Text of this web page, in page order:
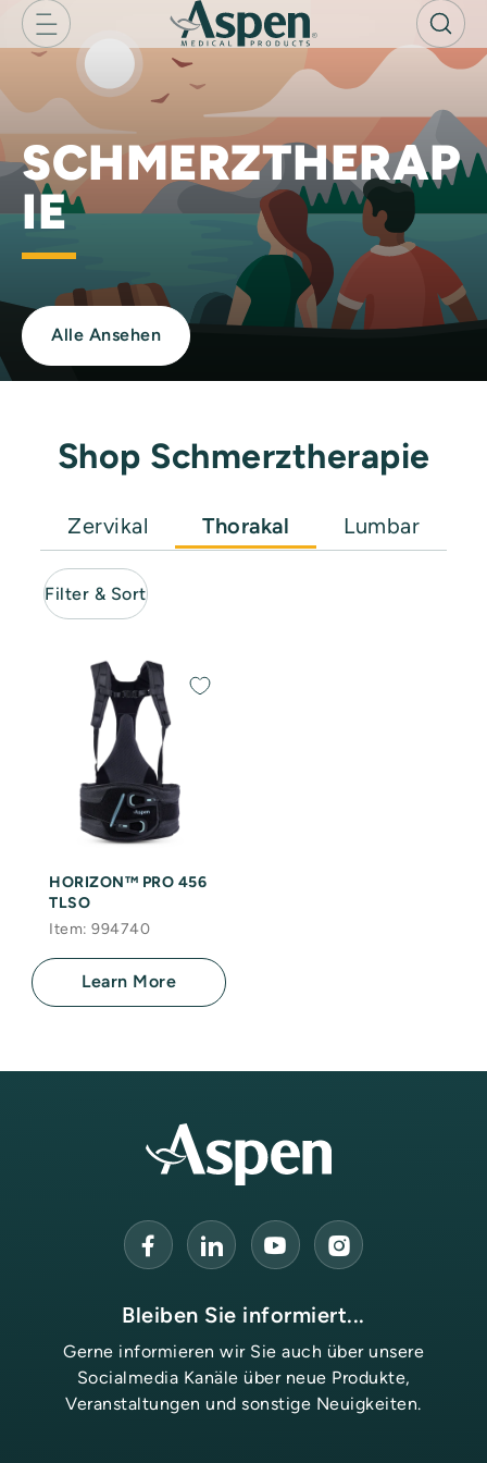
Skip
element
SCHMERZTHERAP
IE
Alle Ansehen
Shop Schmerztherapie
Zervikal Thorakal Lumbar
Filter & Sort
HORIZON™ PRO 456
TLSO
Item: 994740
Learn More
Bleiben Sie informiert...
Gerne informieren wir Sie auch über unsere
Socialmedia Kanäle über neue Produkte,
Veranstaltungen und sonstige Neuigkeiten.